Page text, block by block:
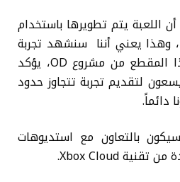
اللعبة يتم تطويرها باستخدام
محرك Unreal Engine 5، وهذا يعني أننا سنشهد تجربة
بصرية فريدة ومرعبة. هذا المقطع من مشروع OD، يؤكد
لتقديم تجربة تتجاوز حدود
دائماً.
بالتعاون مع استديوهات